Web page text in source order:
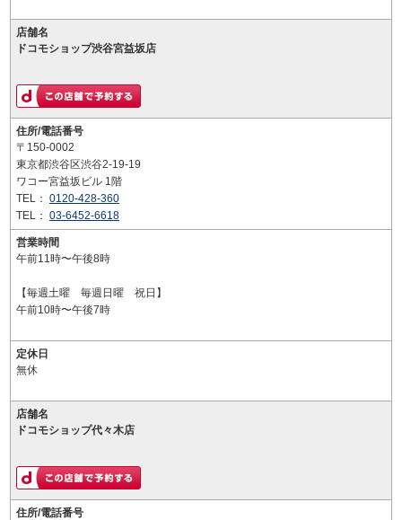
店舗名
ドコモショップ渋谷宮益坂店
住所/電話番号
〒150-0002
東京都渋谷区渋谷2-19-19
ワコー宮益坂ビル 1階
TEL： 0120-428-360
TEL： 03-6452-6618
営業時間
午前11時〜午後8時
【毎週土曜 毎週日曜 祝日】
午前10時〜午後7時
定休日
無休
店舗名
ドコモショップ代々木店
住所/電話番号